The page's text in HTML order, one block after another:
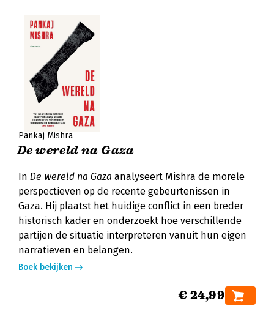
Pankaj Mishra
De wereld na Gaza
In De wereld na Gaza analyseert Mishra de morele
perspectieven op de recente gebeurtenissen in
Gaza. Hij plaatst het huidige conflict in een breder
historisch kader en onderzoekt hoe verschillende
partijen de situatie interpreteren vanuit hun eigen
narratieven en belangen.
Boek bekijken
€ 24,99